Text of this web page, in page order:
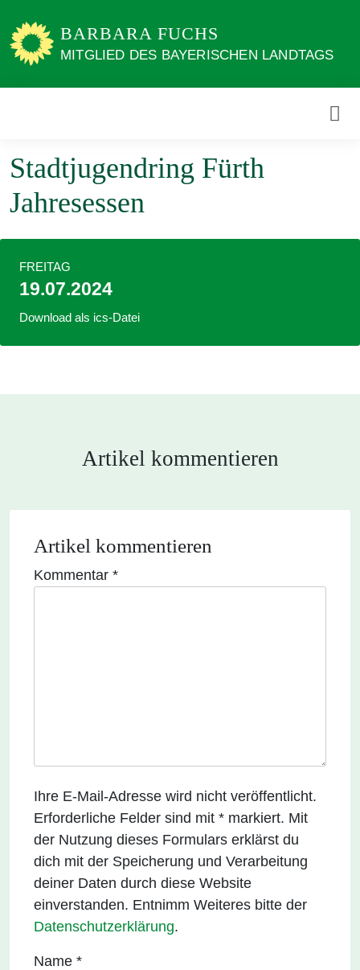
zum
Inhalt
BARBARA FUCHS
MITGLIED DES BAYERISCHEN LANDTAGS
Stadtjugendring Fürth
Jahresessen
FREITAG
19.07.2024
Download als ics-Datei
Artikel kommentieren
Artikel kommentieren
Kommentar *
Ihre E-Mail-Adresse wird nicht veröffentlicht.
Erforderliche Felder sind mit * markiert. Mit
der Nutzung dieses Formulars erklärst du
dich mit der Speicherung und Verarbeitung
deiner Daten durch diese Website
einverstanden. Entnimm Weiteres bitte der
Datenschutzerklärung.
Name *